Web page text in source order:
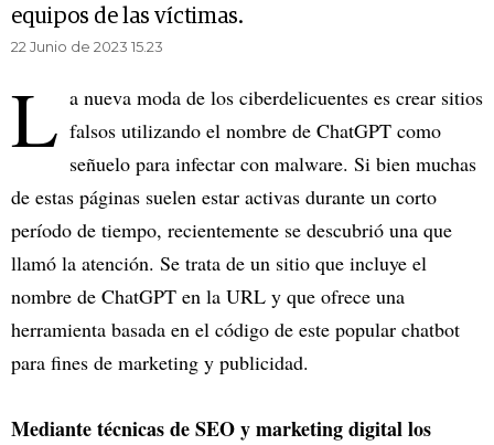
equipos de las víctimas.
22 Junio de 2023 15.23
L a nueva moda de los ciberdelicuentes es crear sitios
falsos utilizando el nombre de ChatGPT como
señuelo para infectar con malware. Si bien muchas
de estas páginas suelen estar activas durante un corto
período de tiempo, recientemente se descubrió una que
llamó la atención. Se trata de un sitio que incluye el
nombre de ChatGPT en la URL y que ofrece una
herramienta basada en el código de este popular chatbot
para fines de marketing y publicidad.
Mediante técnicas de SEO y marketing digital los